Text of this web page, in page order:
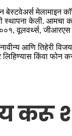
बेस्टवेअर्स मेलामाइन
केली. आमचा
वूलवर्थ्स, जीआरएस
आणि तिहेरी
किंवा फोन
करू